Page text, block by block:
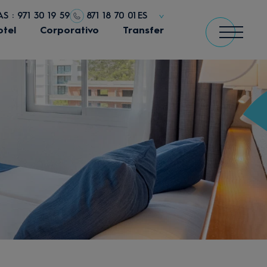
: 971 30 19 59 871 18 70 01 ES
Corporativo Transfer